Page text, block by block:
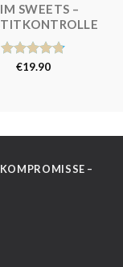
SWEETS –
Bewertet
€19.90
–